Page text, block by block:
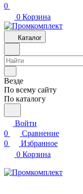
0
0 Корзина
Каталог
Везде
По всему сайту
По каталогу
Войти
0
Сравнение
0
Избранное
0 Корзина